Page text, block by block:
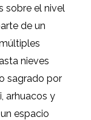
sobre el nivel
de un
nieves
sagrado por
arhuacos y
espacio